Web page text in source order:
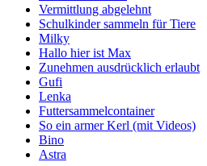
Vermittlung abgelehnt
Schulkinder sammeln für Tiere
Milky
Hallo hier ist Max
Zunehmen ausdrücklich erlaubt
Gufi
Lenka
Futtersammelcontainer
So ein armer Kerl (mit Videos)
Bino
Astra